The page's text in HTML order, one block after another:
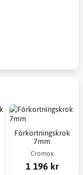
Förkortningskrok
7mm
Cromox
1 196 kr